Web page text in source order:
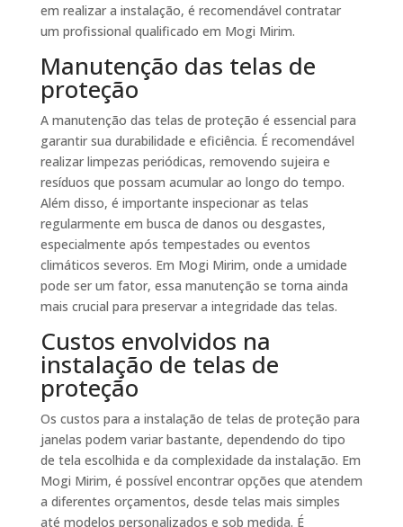
em realizar a instalação, é recomendável contratar
um profissional qualificado em Mogi Mirim.
Manutenção das telas de
proteção
A manutenção das telas de proteção é essencial para
garantir sua durabilidade e eficiência. É recomendável
realizar limpezas periódicas, removendo sujeira e
resíduos que possam acumular ao longo do tempo.
Além disso, é importante inspecionar as telas
regularmente em busca de danos ou desgastes,
especialmente após tempestades ou eventos
climáticos severos. Em Mogi Mirim, onde a umidade
pode ser um fator, essa manutenção se torna ainda
mais crucial para preservar a integridade das telas.
Custos envolvidos na
instalação de telas de
proteção
Os custos para a instalação de telas de proteção para
janelas podem variar bastante, dependendo do tipo
de tela escolhida e da complexidade da instalação. Em
Mogi Mirim, é possível encontrar opções que atendem
a diferentes orçamentos, desde telas mais simples
até modelos personalizados e sob medida. É